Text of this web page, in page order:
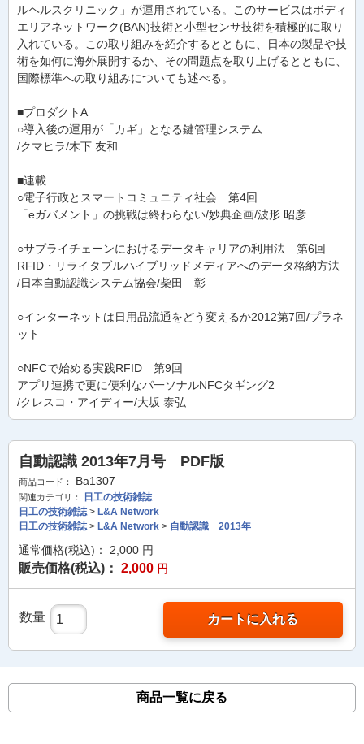
ルヘルスクリニック」が運用されている。このサービスはボディ
エリアネットワーク(BAN)技術と小型センサ技術を積極的に取り
入れている。この取り組みを紹介するとともに、日本の製品や技
術を如何に海外展開するか、その問題点を取り上げるとともに、
国際標準への取り組みについても述べる。
■プロダクトA
○導入後の運用が「カギ」となる鍵管理システム
/クマヒラ/木下 友和
■連載
○電子行政とスマートコミュニティ社会 第4回
「eガバメント」の挑戦は終わらない/妙典企画/波形 昭彦
○サプライチェーンにおけるデータキャリアの利用法 第6回
RFID・リライタブルハイブリッドメディアへのデータ格納方法
/日本自動認識システム協会/柴田 彰
○インターネットは日用品流通をどう変えるか2012第7回/プラネ
ット
○NFCで始める実践RFID 第9回
アプリ連携で更に便利なパ一ソナルNFCタギング2
/クレスコ・アイディー/大坂 泰弘
自動認識 2013年7月号 PDF版
商品コード： Ba1307
関連カテゴリ：
日工の技術雑誌
日工の技術雑誌> L&A Network
日工の技術雑誌> L&A Network > 自動認識 2013年
通常価格(税込)： 2,000 円
販売価格(税込)： 2,000 円
数量 カートに入れる
商品一覧に戻る